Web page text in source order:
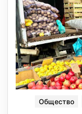
Общество